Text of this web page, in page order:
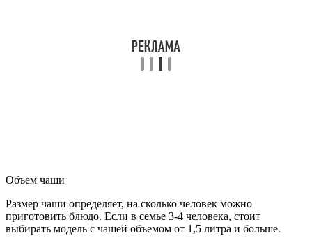
Объем чаши
Размер чаши определяет, на сколько человек можно
приготовить блюдо. Если в семье 3-4 человека, стоит
выбирать модель с чашей объемом от 1,5 литра и больше.